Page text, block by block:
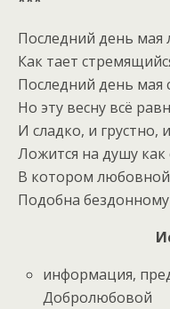
Последний день мая
Как тает
Последний день мая
Но эту весну всё
И сладко, и
Ложится на душу
В котором
Подобна бездонному
информация,
Добролюбовой